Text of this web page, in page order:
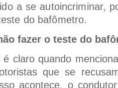
a se autoincriminar,
do bafômetro.
fazer o teste do
claro quando
que se
acontece, o